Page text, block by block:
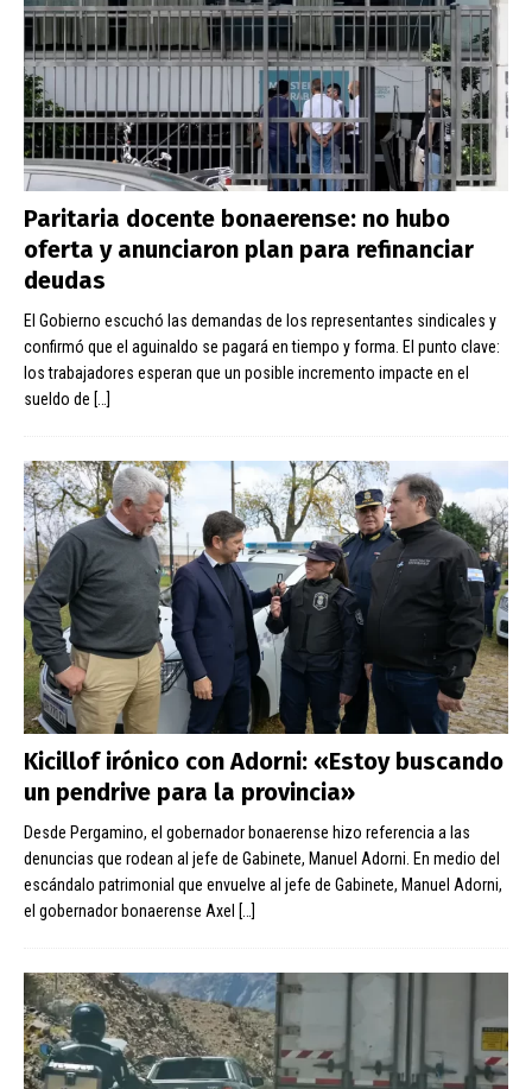
Paritaria docente bonaerense: no hubo
oferta y anunciaron plan para refinanciar
deudas
El Gobierno escuchó las demandas de los representantes sindicales y
confirmó que el aguinaldo se pagará en tiempo y forma. El punto clave:
los trabajadores esperan que un posible incremento impacte en el
sueldo de […]
Kicillof irónico con Adorni: «Estoy buscando
un pendrive para la provincia»
Desde Pergamino, el gobernador bonaerense hizo referencia a las
denuncias que rodean al jefe de Gabinete, Manuel Adorni. En medio del
escándalo patrimonial que envuelve al jefe de Gabinete, Manuel Adorni,
el gobernador bonaerense Axel […]